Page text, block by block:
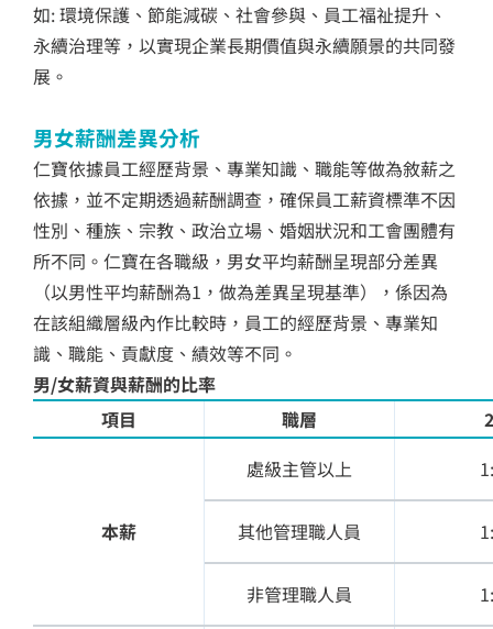
如: 環境保護、節能減碳、社會參與、員工福祉提升、
永續治理等，以實現企業長期價值與永續願景的共同發
展。
男女薪酬差異分析
仁寶依據員工經歷背景、專業知識、職能等做為敘薪之
依據，並不定期透過薪酬調查，確保員工薪資標準不因
性別、種族、宗教、政治立場、婚姻狀況和工會團體有
所不同。仁寶在各職級，男女平均薪酬呈現部分差異
（以男性平均薪酬為1，做為差異呈現基準），係因為
在該組織層級內作比較時，員工的經歷背景、專業知
識、職能、貢獻度、績效等不同。
男/女薪資與薪酬的比率
項目
職層
本薪
處級主管以上
其他管理職人員
非管理職人員